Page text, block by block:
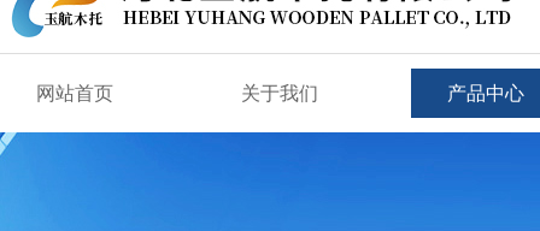
网站首页 关于我们 产品中心